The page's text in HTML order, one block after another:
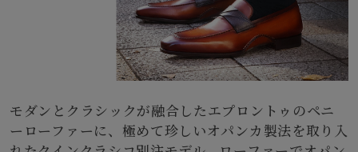
モダンとクラシックが融合したエプロントゥのペニ
ーローファーに、極めて珍しいオパンカ製法を取り入